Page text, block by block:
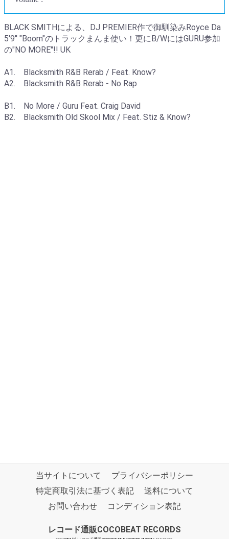
BLACK SMITHによる、DJ PREMIER作で御馴染みRoyce Da
5'9'' "Boom"のトラックまんま使い！更にB/WにはGURU参加
の"NO MORE"!! UK
A1. Blacksmith R&B Rerab / Feat. Know?
A2. Blacksmith R&B Rerab - No Rap
B1. No More / Guru Feat. Craig David
B2. Blacksmith Old Skool Mix / Feat. Stiz & Know?
当サイトについて
プライバシーポリシー
特定商取引法に基づく表記
送料について
お問い合わせ
コンディション表記
レコード通販COCOBEAT RECORDS